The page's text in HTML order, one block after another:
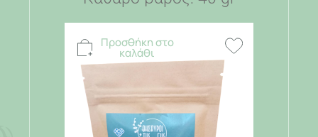
Προσθήκη στο
καλάθι